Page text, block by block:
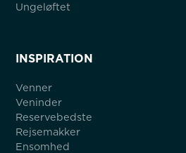
Ungeløftet
INSPIRATION
Venner
Veninder
Reservebedste
Rejsemakker
Ensomhed